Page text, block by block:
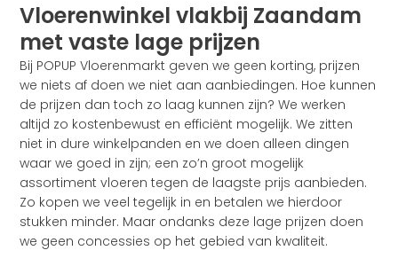
Vloerenwinkel vlakbij Zaandam
met vaste lage prijzen
Bij POPUP Vloerenmarkt geven we geen korting, prijzen
we niets af doen we niet aan aanbiedingen. Hoe kunnen
de prijzen dan toch zo laag kunnen zijn? We werken
altijd zo kostenbewust en efficiënt mogelijk. We zitten
niet in dure winkelpanden en we doen alleen dingen
waar we goed in zijn; een zo’n groot mogelijk
assortiment vloeren tegen de laagste prijs aanbieden.
Zo kopen we veel tegelijk in en betalen we hierdoor
stukken minder. Maar ondanks deze lage prijzen doen
we geen concessies op het gebied van kwaliteit.